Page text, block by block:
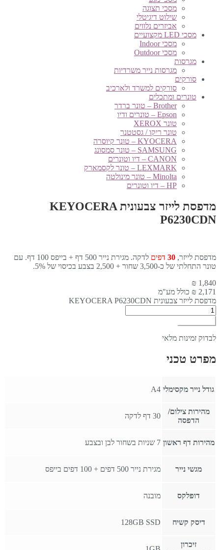
מסכי תצוגה
שילוט דיגיטלי
אביזרים נלווים
מסכי LED מקצועיים
מסכי Indoor
מסכי Outdoor
מגרסות
מגרסות נייר משרדיות
סורקים
סורקים למשרד ולארכיב
טונרים ומתכלים
Brother – טונר ברדר
Epson – טונרים ודיו
טונר XEROX
טונר ריקו / גסטטנר
KYOCERA – טונר קיוסרה
SAMSUNG – טונר סמסונג
CANON – דיו וטונרים
LEXMARK – טונר לקסמארק
Minolta – טונר מינולטה
HP – דיו וטונרים
מדפסת לייזר צבעונית KEYOCERA
P6230CDN
מדפסת לייזר, 30 דפים
לדקה. מגירת נייר 500 דף + בייפס 100 דף. עם
טונר התחלתי של כ-3,500 שחור + 2,500 בצבע בכיסוי של 5%.
1,840
₪
2,171 ₪ כולל מע"מ
מדפסת לייזר צבעונית KEYOCERA P6230CDN
לבדוק זמינות מלאי
מפרט טכני
גודל נייר מקסימלי A4
מהירות צילום/
הדפסה
30 דף לדקה
מהירות דף ראשון 7 שניות בשחור לבן ובצבע
מגשי נייר מגירת נייר 500 דפים + 100 דפים בייפס
דופלקס מובנה
דיסק קשיח 128GB SSD
זיכרון